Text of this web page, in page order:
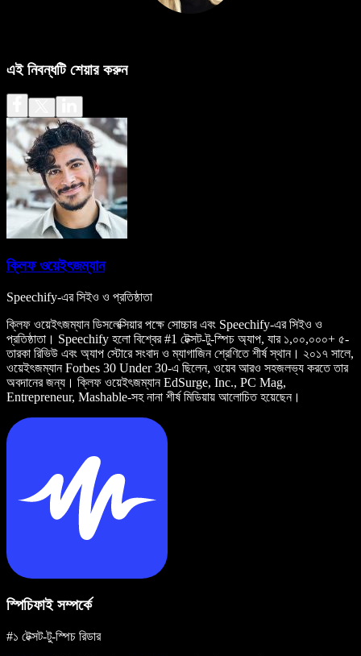
এই নিবন্ধটি শেয়ার করুন
ক্লিফ ওয়েইৎজম্যান
Speechify-এর সিইও ও প্রতিষ্ঠাতা
ক্লিফ ওয়েইৎজম্যান ডিসলেক্সিয়ার পক্ষে সোচ্চার এবং Speechify-এর সিইও ও
প্রতিষ্ঠাতা। Speechify হলো বিশ্বের #1 টেক্সট-টু-স্পিচ অ্যাপ, যার ১,০০,০০০+ ৫-
তারকা রিভিউ এবং অ্যাপ স্টোরে সংবাদ ও ম্যাগাজিন শ্রেণিতে শীর্ষ স্থান। ২০১৭ সালে,
ওয়েইৎজম্যান Forbes 30 Under 30-এ ছিলেন, ওয়েব আরও সহজলভ্য করতে তার
অবদানের জন্য। ক্লিফ ওয়েইৎজম্যান EdSurge, Inc., PC Mag,
Entrepreneur, Mashable-সহ নানা শীর্ষ মিডিয়ায় আলোচিত হয়েছেন।
স্পিচিফাই সম্পর্কে
#১ টেক্সট-টু-স্পিচ রিডার